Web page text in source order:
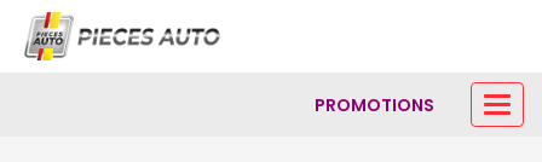
PROMOTIONS